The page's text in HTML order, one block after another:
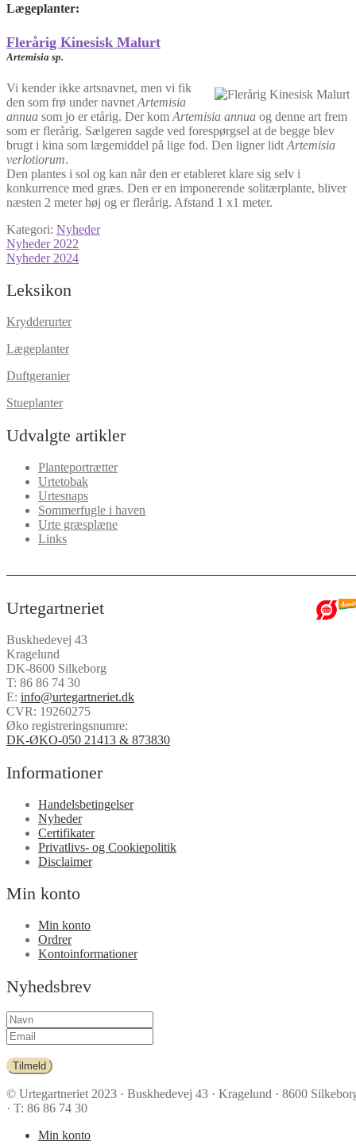
Lægeplanter:
Flerårig Kinesisk Malurt
Artemisia sp.
Vi kender ikke artsnavnet, men vi fik
den som frø under navnet Artemisia
annua som jo er etårig. Der kom Artemisia annua og denne art frem
som er flerårig. Sælgeren sagde ved forespørgsel at de begge blev
brugt i kina som lægemiddel på lige fod. Den ligner lidt Artemisia
verlotiorum.
Den plantes i sol og kan når den er etableret klare sig selv i
konkurrence med græs. Den er en imponerende solitærplante, bliver
næsten 2 meter høj og er flerårig. Afstand 1 x1 meter.
Kategori: Nyheder
Indlægsnavigation
Forrige
indlæg:
Nyheder 2022
Næste
Nyheder 2024
Leksikon
Krydderurter
Lægeplanter
Duftgeranier
Stueplanter
Udvalgte artikler
Planteportrætter
Urtetobak
Urtesnaps
Sommerfugle i haven
Urte græsplæne
Links
Urtegartneriet
Buskhedevej 43
Kragelund
DK-8600 Silkeborg
T: 86 86 74 30
E: info@urtegartneriet.dk
CVR: 19260275
Øko registreringsnumre:
DK-ØKO-050 21413 & 873830
Informationer
Handelsbetingelser
Nyheder
Certifikater
Privatlivs- og Cookiepolitik
Disclaimer
Min konto
Min konto
Ordrer
Kontoinformationer
Nyhedsbrev
Tilmeld
© Urtegartneriet 2023 · Buskhedevej 43 · Kragelund · 8600
· T: 86 86 74 30
Min konto